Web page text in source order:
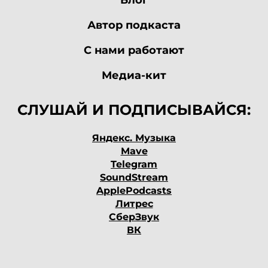
рассказала про такую
актуальную и волнующую
тему для микро- и малого
бизнеса, про работы, про
особенно для новичков,
для чайников,
предпринимателей. Это
очень актуально.
Автор подкаста
С нами работают
Медиа-кит
СЛУШАЙ И ПОДПИСЫВАЙСЯ:
Яндекс. Музыка
Mave
Telegram
SoundStream
ApplePodcasts
Литрес
СберЗвук
ВК